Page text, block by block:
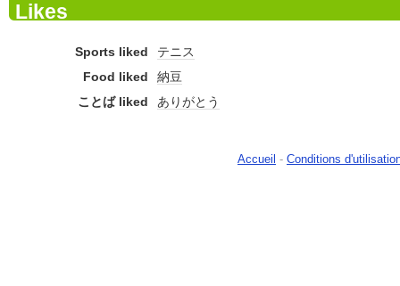
Likes
Sports liked
テニス
Food liked
納豆
ことば liked
ありがとう
Accueil - Conditions